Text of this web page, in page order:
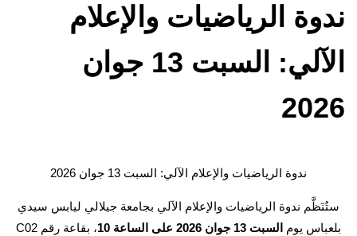
ندوة الرياضيات والإعلام
الآلي: السبت 13 جوان
2026
ندوة الرياضيات والإعلام الآلي: السبت 13 جوان 2026
ستُنَظَّم ندوة الرياضيات والإعلام الآلي بجامعة جيلالي ليابس سيدي
بلعباس يوم السبت 13 جوان 2026 على الساعة 10
، بقاعة رقم C02